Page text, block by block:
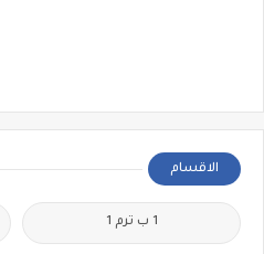
الاقسام
1 ب ترم 1